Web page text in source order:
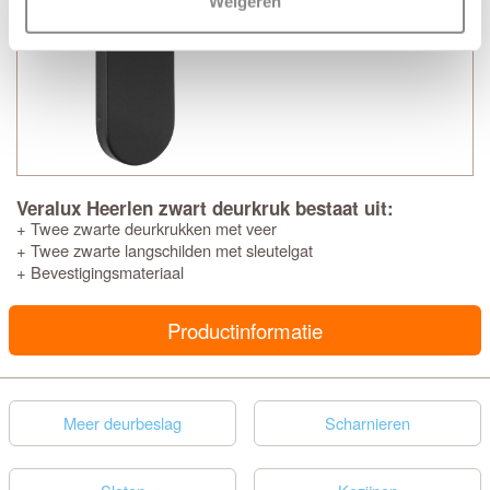
Veralux Heerlen zwart deurkruk bestaat uit:
+ Twee zwarte deurkrukken met veer
+ Twee zwarte langschilden met sleutelgat
+ Bevestigingsmateriaal
Productinformatie
Meer deurbeslag Scharnieren